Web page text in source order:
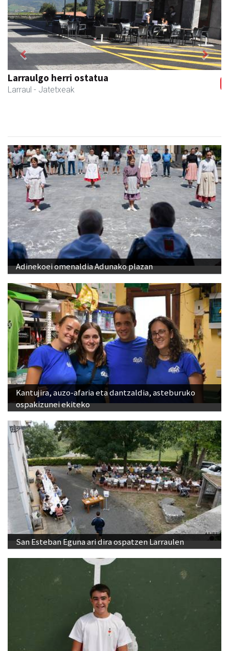
Larraulgo herri ostatua
Larraul - Jatetxeak
Previous Next
Adinekoei omenaldia Adunako plazan
Kantujira, auzo-afaria eta dantzaldia, asteburuko
ospakizunei ekiteko
San Esteban Eguna ari dira ospatzen Larraulen